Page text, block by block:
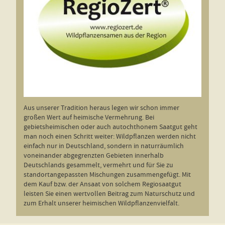
Aus unserer Tradition heraus legen wir schon immer
großen Wert auf heimische Vermehrung. Bei
gebietsheimischen oder auch autochthonem Saatgut geht
man noch einen Schritt weiter: Wildpflanzen werden nicht
einfach nur in Deutschland, sondern in naturräumlich
voneinander abgegrenzten Gebieten innerhalb
Deutschlands gesammelt, vermehrt und für Sie zu
standortangepassten Mischungen zusammengefügt. Mit
dem Kauf bzw. der Ansaat von solchem Regiosaatgut
leisten Sie einen wertvollen Beitrag zum Naturschutz und
zum Erhalt unserer heimischen Wildpflanzenvielfalt.